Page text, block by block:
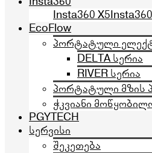
Insta360 X5
EcoFlow
პორტატული
DELTA სერია
RIVER სერია
პორტატული მზის
ჭკვიანი
PGYTECH
სერვისი
შეკეთება